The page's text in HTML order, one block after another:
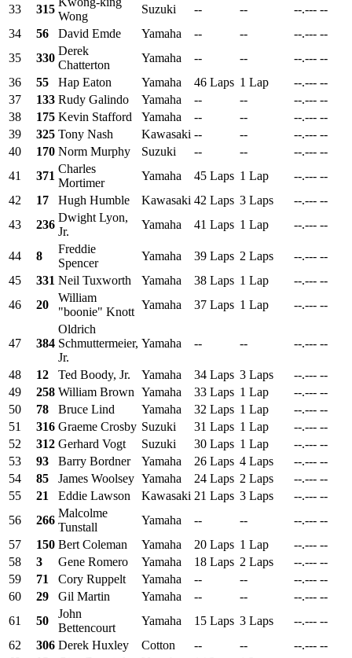
33 315
Wong
Suzuki -- -- --.--- --
34
56 David Emde Yamaha -- -- --.--- --
35
330
Derek
Chatterton
Yamaha -- -- --.--- --
36
55 Hap Eaton Yamaha 46 Laps 1 Lap --.--- --
37
133 Rudy Galindo Yamaha -- -- --.--- --
38
175 Kevin Stafford Yamaha -- -- --.--- --
39
325 Tony Nash Kawasaki -- -- --.--- --
40
170 Norm Murphy Suzuki -- -- --.--- --
41
371
Charles
Mortimer
Yamaha 45 Laps 1 Lap --.--- --
42
17 Hugh Humble Kawasaki 42 Laps 3 Laps --.--- --
43
236
Dwight Lyon,
Jr.
Yamaha 41 Laps 1 Lap --.--- --
44 8
Freddie
Spencer
Yamaha 39 Laps 2 Laps --.--- --
45
331 Neil Tuxworth Yamaha 38 Laps 1 Lap --.--- --
46
20
William
"boonie" Knott
Yamaha 37 Laps 1 Lap --.--- --
47 384
Oldrich
Schmuttermeier,
Jr.
Yamaha -- -- --.--- --
48 12 Ted Boody, Jr. Yamaha 34 Laps 3 Laps --.--- --
49
258 William Brown Yamaha 33 Laps 1 Lap --.--- --
50
78 Bruce Lind Yamaha 32 Laps 1 Lap --.--- --
51
316 Graeme Crosby Suzuki 31 Laps 1 Lap --.--- --
52
312 Gerhard Vogt Suzuki 30 Laps 1 Lap --.--- --
53
93 Barry Bordner Yamaha 26 Laps 4 Laps --.--- --
54
85 James Woolsey Yamaha 24 Laps 2 Laps --.--- --
55
21 Eddie Lawson Kawasaki 21 Laps 3 Laps --.--- --
56
266
Malcolme
Tunstall
Yamaha -- -- --.--- --
57
150 Bert Coleman Yamaha 20 Laps 1 Lap --.--- --
58
3 Gene Romero Yamaha 18 Laps 2 Laps --.--- --
59
71 Cory Ruppelt Yamaha -- -- --.--- --
60
29 Gil Martin Yamaha -- -- --.--- --
61
50
John
Bettencourt
Yamaha 15 Laps 3 Laps --.--- --
62
306 Derek Huxley Cotton -- -- --.--- --